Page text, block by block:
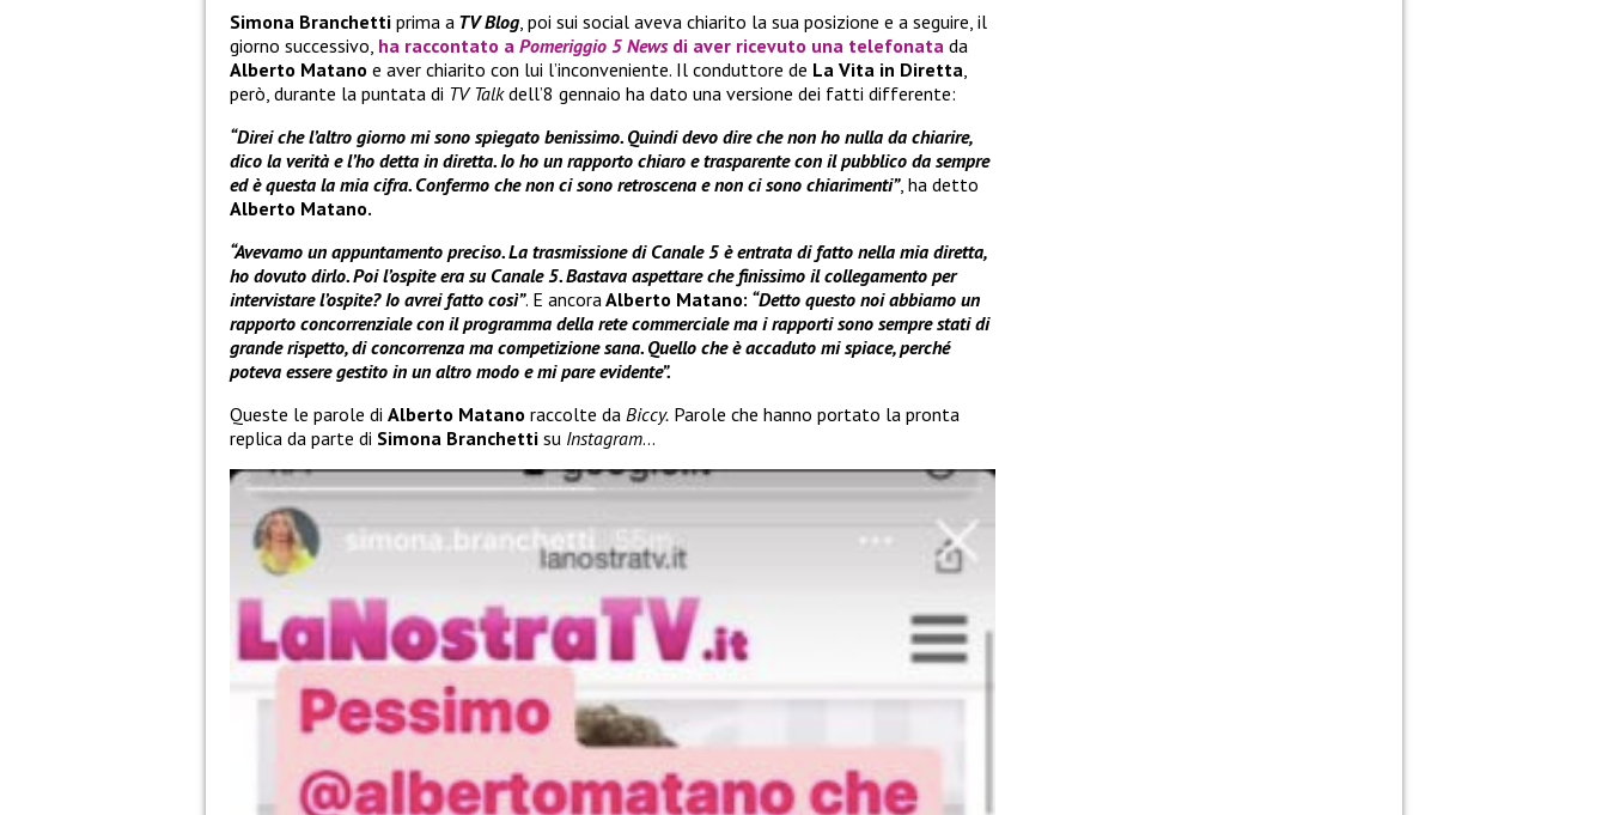
Simona Branchetti prima a TV Blog, poi sui social aveva chiarito la sua posizione e a seguire, il
giorno successivo, ha raccontato a Pomeriggio 5 Newsdi aver ricevuto una telefonata da
Alberto Matano e aver chiarito con lui l’inconveniente. Il conduttore de La Vita in Diretta,
però, durante la puntata di TV Talkdell’8 gennaio ha dato una versione dei fatti differente:
“Direi che l’altro giorno mi sono spiegato benissimo. Quindi devo dire che non ho nulla da chiarire,
dico la verità e l’ho detta in diretta. Io ho un rapporto chiaro e trasparente con il pubblico da sempre
ed è questa la mia cifra. Confermo che non ci sono retroscena e non ci sono chiarimenti”, ha detto
Alberto Matano.
“Avevamo un appuntamento preciso. La trasmissione di Canale 5 è entrata di fatto nella mia diretta,
ho dovuto dirlo. Poi l’ospite era su Canale 5. Bastava aspettare che finissimo il collegamento per
intervistare l’ospite? Io avrei fatto così”. E ancoraAlberto Matano: “Detto questo noi abbiamo un
rapporto concorrenziale con il programma della rete commerciale ma i rapporti sono sempre stati di
grande rispetto, di concorrenza ma competizione sana. Quello che è accaduto mi spiace, perché
poteva essere gestito in un altro modo e mi pare evidente”.
Queste le parole di Alberto Matano raccolte da Biccy. Parole che hanno portato la pronta
replica da parte di Simona Branchetti su Instagram…